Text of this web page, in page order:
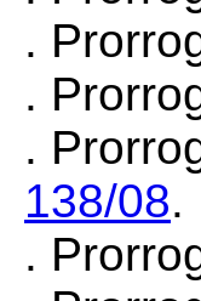
.
.
.
138/08.
.